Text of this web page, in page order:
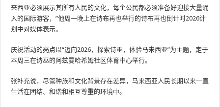
来西亚必须展示其所有人民的文化，每个公民都必须准备好迎接大量涌
入的国际游客，”他周一晚上在诗布再也举行的诗布再也倒计时2026计
划中对媒体表示。
庆祝活动的亮点以“迈向2026，探索诗巫，体验马来西亚”为主题，定于
本周三在诗巫的阿兹曼哈希姆社区体育中心举行。
张补充说，尽管种族和文化背景存在差异，马来西亚人民长期以来一直
生活在团结、和谐和相互尊重的环境中。